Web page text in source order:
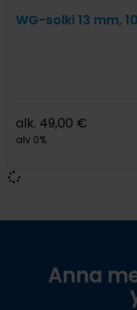
WG-solki 13 mm,
alk. 49,00 €
alv 0%
Anna